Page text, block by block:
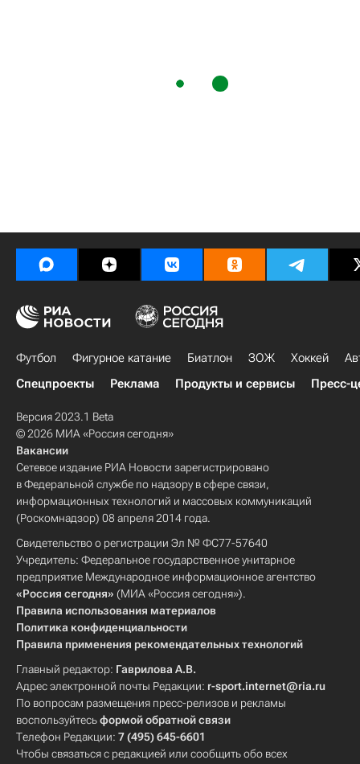
Футбол Фигурное катание Биатлон ЗОЖ Хоккей
Спецпроекты
Реклама Продукты и сервисы Пресс-
Версия 2023.1 Beta
© 2026 МИА «Россия сегодня»
Вакансии
Сетевое издание РИА Новости зарегистрировано
в Федеральной службе по надзору в сфере связи,
информационных технологий и массовых коммуникаций
(Роскомнадзор) 08 апреля 2014 года.
Свидетельство о регистрации Эл № ФС77-57640
Учредитель: Федеральное государственное унитарное
предприятие Международное информационное агентство
«Россия сегодня» (МИА «Россия сегодня»).
Правила использования материалов
Политика конфиденциальности
Правила применения рекомендательных технологий
Главный редактор: Гаврилова А.В.
Адрес электронной почты Редакции: r-sport.internet@ria.ru
По вопросам размещения пресс-релизов и рекламы
воспользуйтесьформой обратной связи
Телефон Редакции: 7 (495) 645-6601
Чтобы связаться с редакцией или сообщить обо всех